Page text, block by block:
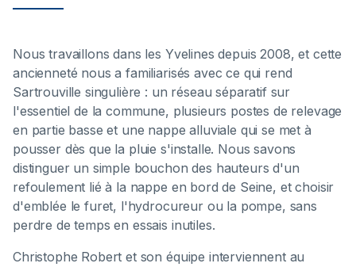
Nous travaillons dans les Yvelines depuis 2008, et cette
ancienneté nous a familiarisés avec ce qui rend
Sartrouville singulière : un réseau séparatif sur
l'essentiel de la commune, plusieurs postes de relevage
en partie basse et une nappe alluviale qui se met à
pousser dès que la pluie s'installe. Nous savons
distinguer un simple bouchon des hauteurs d'un
refoulement lié à la nappe en bord de Seine, et choisir
d'emblée le furet, l'hydrocureur ou la pompe, sans
perdre de temps en essais inutiles.
Christophe Robert et son équipe interviennent au